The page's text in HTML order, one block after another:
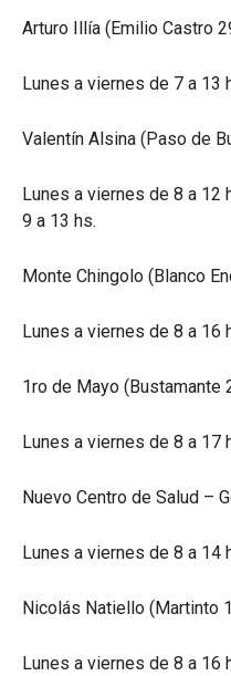
Arturo Illía (Emilio Castro
Lunes a viernes de 7 a 13
Valentín Alsina (Paso de
Lunes a viernes de 8 a
9 a 13 hs.
Monte Chingolo (Blanco
Lunes a viernes de 8 a 16
1ro de Mayo (Bustamante
Lunes a viernes de 8 a 17
Nuevo Centro de Salud –
Lunes a viernes de 8 a 14
Nicolás Natiello (Martinto
Lunes a viernes de 8 a 16